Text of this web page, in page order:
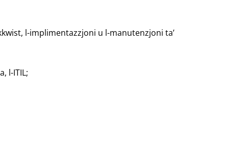
l-implimentazzjoni u l-manutenzjoni ta’
l-ITIL;